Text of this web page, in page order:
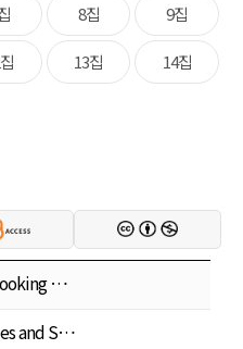
8집 9집
13집 14집
…
Contemporary Activities and S…